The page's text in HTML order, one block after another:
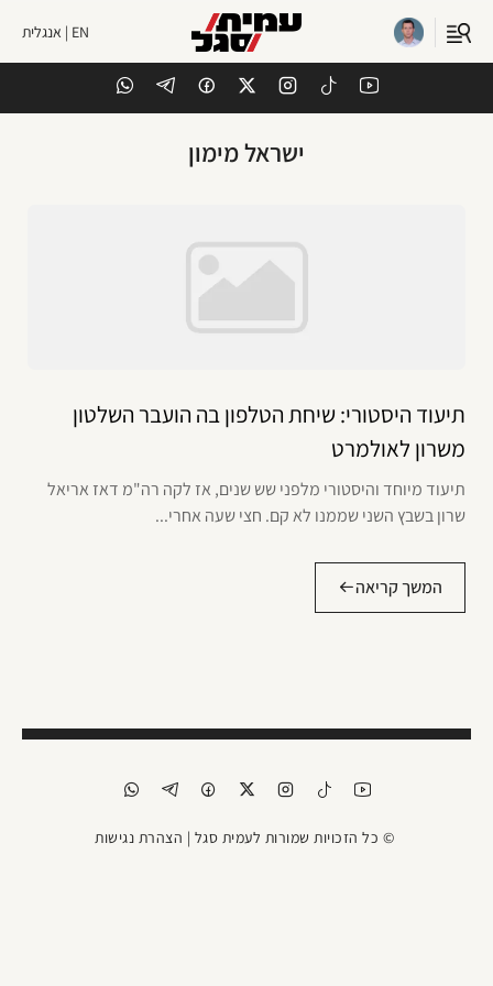
EN | אנגלית
ישראל מימון
תיעוד היסטורי: שיחת הטלפון בה הועבר השלטון
משרון לאולמרט
תיעוד מיוחד והיסטורי מלפני שש שנים, אז לקה רה"מ דאז אריאל
שרון בשבץ השני שממנו לא קם. חצי שעה אחרי...
המשך קריאה
© כל הזכויות שמורות לעמית סגל | הצהרת נגישות